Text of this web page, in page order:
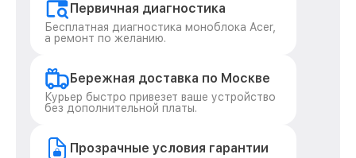
Первичная диагностика
Бесплатная диагностика моноблока Acer,
а ремонт по желанию.
Бережная доставка по Москве
Курьер быстро привезет ваше устройство
без дополнительной платы.
Прозрачные условия гарантии